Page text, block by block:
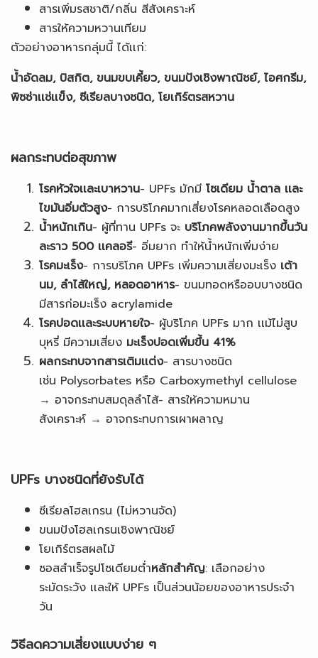
สารเพิ่มรสชาติ/กลิ่น สีสังเคราะห์
สารให้ความหวานเทียม
ตัวอย่างอาหารกลุ่มนี้ ได้เเก่:
น้ำอัดลม, บิสกิต, ขนมขบเคี้ยว, ขนมปังเชิงพาณิชย์, ไอศกรีม,
พิซซ่าเเช่เเข็ง, ซีเรียลบางชนิด, โยเกิร์ตรสหวาน
ผลกระทบต่อสุขภาพ
โรคหัวใจเเละเบาหวาน- UPFs มักมี โซเดียม น้ำตาล เเละ
ไขมันอิ่มตัวสูง- การบริโภคมากเสี่ยงโรคหลอดเลือดสูง
น้ำหนักเกิน- ผู้ที่ทาน UPFs จะ บริโภคพลังงานมากขึ้นวัน
ละราว 500 เเคลอรี- อิ่มยาก ทำให้น้ำหนักเพิ่มง่าย
โรคมะเร็ง- การบริโภค UPFs เพิ่มความเสี่ยงมะเร็ง เต้า
นม, ลำไส้ใหญ่, หลอดอาหาร- ขนมทอดหรืออบบางชนิด
มีสารก่อมะเร็ง acrylamide
โรคปอดเเละระบบหายใจ- ผู้บริโภค UPFs มาก เเม้ไม่สูบ
บุหรี่ มีความเสี่ยง มะเร็งปอดเพิ่มขึ้น 41%
ผลกระทบจากสารเติมเเต่ง- สารบางชนิด
เช่น Polysorbates หรือ Carboxymethyl cellulose
→ อาจกระทบสมดุลลำไส้- สารให้ความหมาน
สังเคราะห์ → อาจกระทบการเผาผลาญ
UPFs บางชนิดที่ยังรับได้
ซีเรียลโฮลเกรน (ไม่หวานจัด)
ขนมปังโฮลเกรนเชิงพาณิชย์
โยเกิร์ตรสผลไม้
ซอสสำเร็จรูปโซเดียมต่ำหลักสำคัญ: เลือกอย่าง
ระมัดระวัง เเละให้ UPFs เป็นส่วนน้อยของอาหารประจำ
วัน
วิธีลดความเสี่ยงเเบบง่าย ๆ